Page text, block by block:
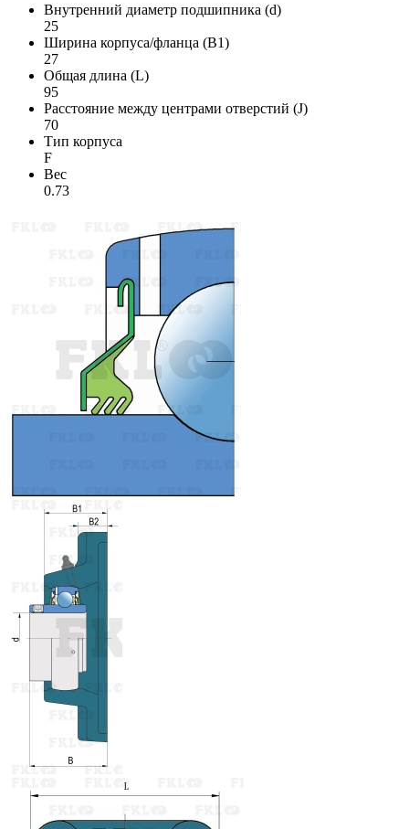
Внутренний диаметр подшипника (d)
25
Ширина корпуса/фланца (B1)
27
Общая длина (L)
95
Расстояние между центрами отверстий (J)
70
Тип корпуса
F
Вес
0.73